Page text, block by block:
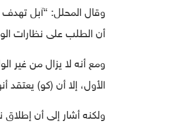
وقال المحلل: “آبل
أن الطلب على نظارات
ومع أنه لا يزال من غير
الأول، إلا أن (كو) يعتقد
ولكنه أشار إلى أن